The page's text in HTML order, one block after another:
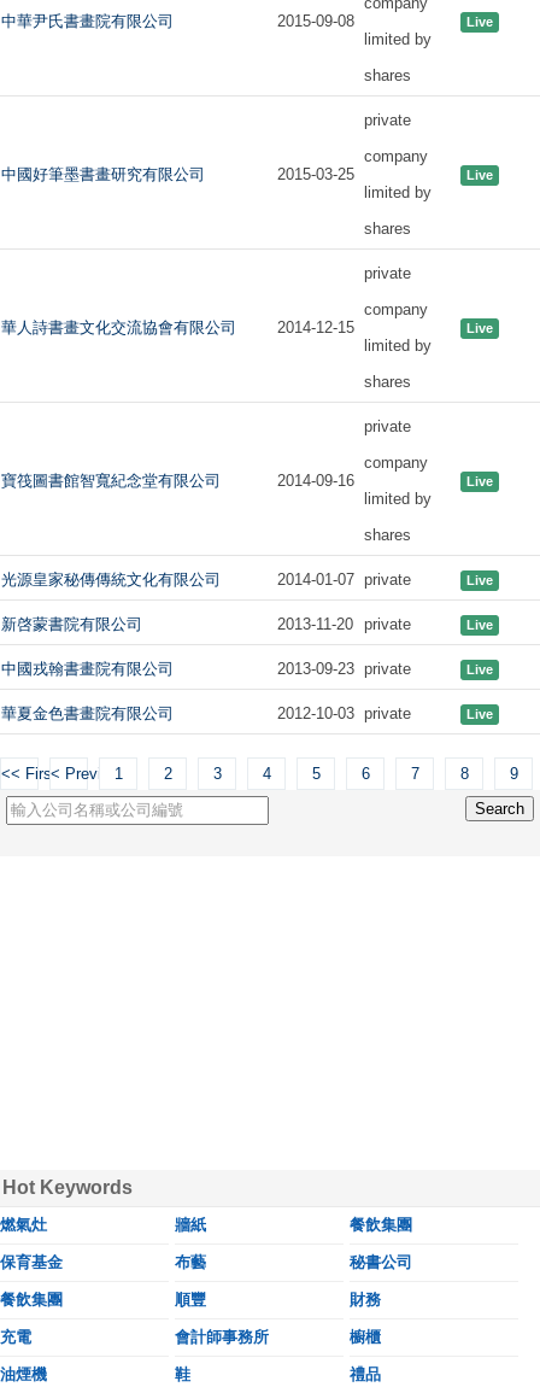
中華尹氏書畫院有限公司 2015-09-08
limited by
shares
Live
中國好筆墨書畫研究有限公司 2015-03-25
private
company
limited by
shares
Live
華人詩書畫文化交流協會有限公司 2014-12-15
private
company
limited by
shares
Live
寶筏圖書館智寬紀念堂有限公司 2014-09-16
private
company
limited by
shares
Live
光源皇家秘傳傳統文化有限公司 2014-01-07 private Live
新啓蒙書院有限公司 2013-11-20 private Live
中國戎翰書畫院有限公司 2013-09-23 private Live
華夏金色書畫院有限公司 2012-10-03 private Live
<< First< Previous1 2 3 4 5 6 7 8 9
Hot Keywords
燃氣灶 牆紙 餐飲集團
保育基金 布藝 秘書公司
餐飲集團 順豐 財務
充電 會計師事務所 櫥櫃
油煙機 鞋 禮品